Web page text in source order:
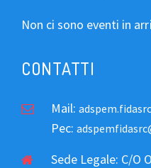
Non ci sono eventi in
CONTATTI
Mail:
Pec:
Sede Legale: C/O